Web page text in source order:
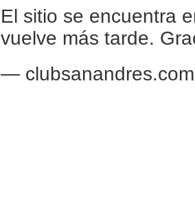
El sitio se encuentra
vuelve más tarde.
— clubsanandres.com